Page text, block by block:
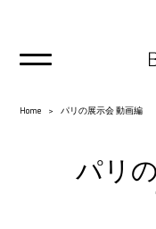
Home パリの展示会 動画編
パリ